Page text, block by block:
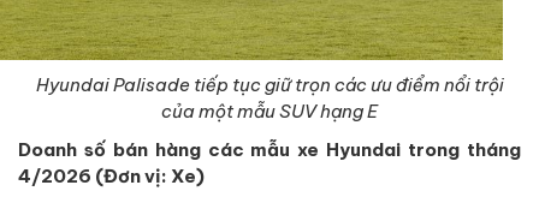
Hyundai Palisade tiếp tục giữ trọn các ưu điểm nổi trội
của một mẫu SUV hạng E
Doanh số bán hàng các mẫu xe Hyundai trong tháng
4/2026 (Đơn vị: Xe)